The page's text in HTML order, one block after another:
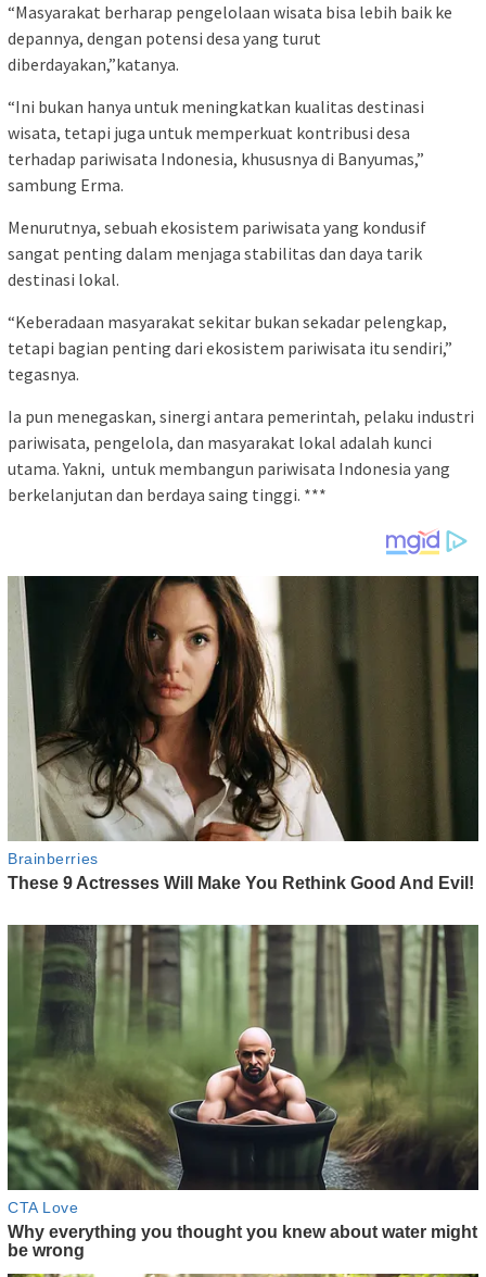
“Masyarakat berharap pengelolaan wisata bisa lebih baik ke
depannya, dengan potensi desa yang turut
diberdayakan,”katanya.
“Ini bukan hanya untuk meningkatkan kualitas destinasi
wisata, tetapi juga untuk memperkuat kontribusi desa
terhadap pariwisata Indonesia, khususnya di Banyumas,”
sambung Erma.
Menurutnya, sebuah ekosistem pariwisata yang kondusif
sangat penting dalam menjaga stabilitas dan daya tarik
destinasi lokal.
“Keberadaan masyarakat sekitar bukan sekadar pelengkap,
tetapi bagian penting dari ekosistem pariwisata itu sendiri,”
tegasnya.
Ia pun menegaskan, sinergi antara pemerintah, pelaku industri
pariwisata, pengelola, dan masyarakat lokal adalah kunci
utama. Yakni, untuk membangun pariwisata Indonesia yang
berkelanjutan dan berdaya saing tinggi. ***